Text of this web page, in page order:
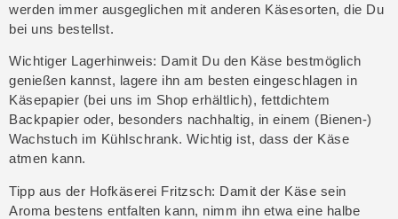
werden immer ausgeglichen mit anderen Käsesorten, die Du
bei uns bestellst.
Wichtiger Lagerhinweis: Damit Du den Käse bestmöglich
genießen kannst, lagere ihn am besten eingeschlagen in
Käsepapier (bei uns im Shop erhältlich), fettdichtem
Backpapier oder, besonders nachhaltig, in einem (Bienen-)
Wachstuch im Kühlschrank. Wichtig ist, dass der Käse
atmen kann.
Tipp aus der Hofkäserei Fritzsch: Damit der Käse sein
Aroma bestens entfalten kann, nimm ihn etwa eine halbe